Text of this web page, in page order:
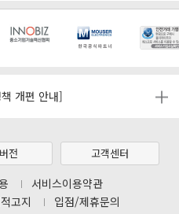
개편 안내]
자 행사 안내]
개편 안내]
지서
개편 안내]
전 고객센터
서비스이용약관
고지
입점/제휴문의